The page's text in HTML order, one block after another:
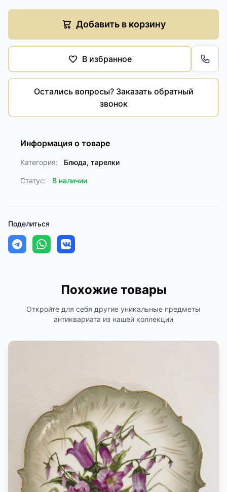
Добавить в корзину
В избранное
Остались вопросы? Заказать обратный
звонок
Информация о товаре
Категория: Блюда, тарелки
Статус: В наличии
Поделиться
Похожие товары
Откройте для себя другие уникальные предметы
антиквариата из нашей коллекции